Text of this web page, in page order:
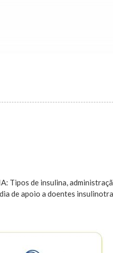
Tipos de insulina,
de apoio a doentes